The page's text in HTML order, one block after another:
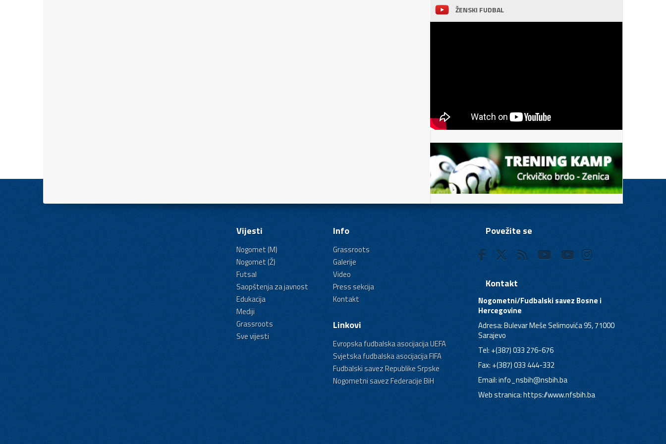
ŽENSKI FUDBAL
Vijesti
Nogomet (M)
Nogomet (Ž)
Futsal
Saopštenja za javnost
Edukacija
Mediji
Grassroots
Sve vijesti
Info
Grassroots
Galerije
Video
Press sekcija
Kontakt
Linkovi
Evropska fudbalska asocijacija UEFA
Svjetska fudbalska asocijacija FIFA
Fudbalski savez Republike Srpske
Nogometni savez Federacije BiH
Povežite se
Kontakt
Nogometni/Fudbalski savez Bosne i
Hercegovine
Adresa: Bulevar Meše Selimovića 95, 71000
Sarajevo
Tel: +(387) 033 276-676
Fax: +(387) 033 444-332
Email:info_nsbih@nsbih.ba
Web stranica: https://www.nfsbih.ba